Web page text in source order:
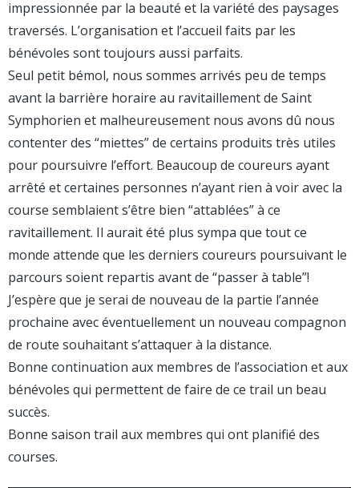
impressionnée par la beauté et la variété des paysages
traversés. L’organisation et l’accueil faits par les
bénévoles sont toujours aussi parfaits.
Seul petit bémol, nous sommes arrivés peu de temps
avant la barrière horaire au ravitaillement de Saint
Symphorien et malheureusement nous avons dû nous
contenter des “miettes” de certains produits très utiles
pour poursuivre l’effort. Beaucoup de coureurs ayant
arrêté et certaines personnes n’ayant rien à voir avec la
course semblaient s’être bien “attablées” à ce
ravitaillement. Il aurait été plus sympa que tout ce
monde attende que les derniers coureurs poursuivant le
parcours soient repartis avant de “passer à table”!
J’espère que je serai de nouveau de la partie l’année
prochaine avec éventuellement un nouveau compagnon
de route souhaitant s’attaquer à la distance.
Bonne continuation aux membres de l’association et aux
bénévoles qui permettent de faire de ce trail un beau
succès.
Bonne saison trail aux membres qui ont planifié des
courses.